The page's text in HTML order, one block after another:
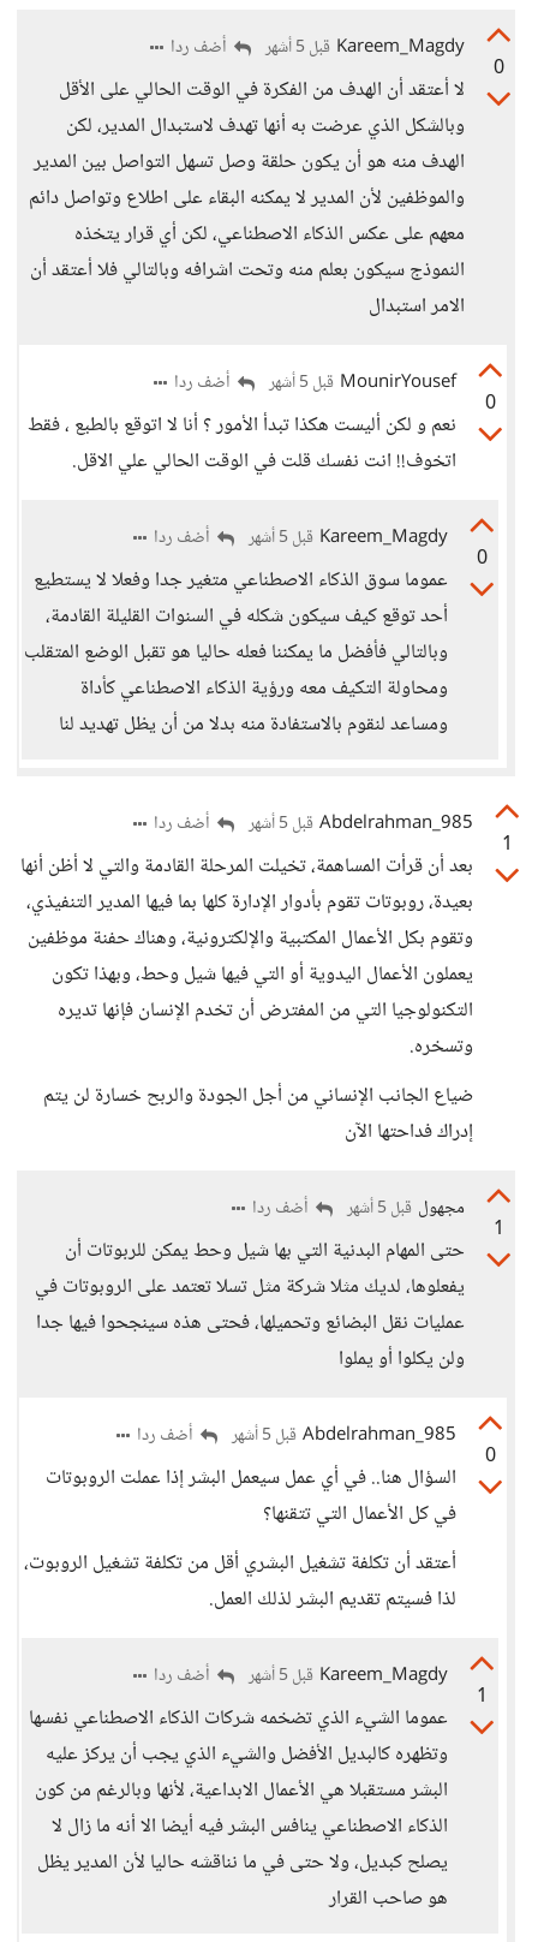
0
Kareem_Magdy قبل 5 أشهر أضف ردا
لا أعتقد أن الهدف من الفكرة في الوقت الحالي على الأقل
وبالشكل الذي عرضت به أنها تهدف لاستبدال المدير، لكن
الهدف منه هو أن يكون حلقة وصل تسهل التواصل بين المدير
والموظفين لأن المدير لا يمكنه البقاء على اطلاع وتواصل دائم
معهم على عكس الذكاء الاصطناعي، لكن أي قرار يتخذه
النموذج سيكون بعلم منه وتحت اشرافه وبالتالي فلا أعتقد أن
الامر استبدال
0
MounirYousef قبل 5 أشهر أضف ردا
نعم و لكن أليست هكذا تبدأ الأمور ؟ أنا لا اتوقع بالطبع ، فقط
اتخوف!! انت نفسك قلت في الوقت الحالي علي الاقل.
0
Kareem_Magdy قبل 5 أشهر أضف ردا
عموما سوق الذكاء الاصطناعي متغير جدا وفعلا لا يستطيع
أحد توقع كيف سيكون شكله في السنوات القليلة القادمة،
وبالتالي فأفضل ما يمكننا فعله حاليا هو تقبل الوضع المتقلب
ومحاولة التكيف معه ورؤية الذكاء الاصطناعي كأداة
ومساعد لنقوم بالاستفادة منه بدلا من أن يظل تهديد لنا
1
Abdelrahman_985 قبل 5 أشهر أضف ردا
بعد أن قرأت المساهمة، تخيلت المرحلة القادمة والتي لا أظن أنها
بعيدة، روبوتات تقوم بأدوار الإدارة كلها بما فيها المدير التنفيذي،
وتقوم بكل الأعمال المكتبية والإلكترونية، وهناك حفنة موظفين
يعملون الأعمال اليدوية أو التي فيها شيل وحط، وبهذا تكون
التكنولوجيا التي من المفترض أن تخدم الإنسان فإنها تديره
وتسخره.
ضياع الجانب الإنساني من أجل الجودة والربح خسارة لن يتم
إدراك فداحتها الآن
1
مجهول قبل 5 أشهر أضف ردا
حتى المهام البدنية التي بها شيل وحط يمكن للربوتات أن
يفعلوها، لديك مثلا شركة مثل تسلا تعتمد على الروبوتات في
عمليات نقل البضائع وتحميلها، فحتى هذه سينجحوا فيها جدا
ولن يكلوا أو يملوا
0
Abdelrahman_985 قبل 5 أشهر أضف ردا
السؤال هنا.. في أي عمل سيعمل البشر إذا عملت الروبوتات
في كل الأعمال التي تتقنها؟
أعتقد أن تكلفة تشغيل البشري أقل من تكلفة تشغيل الروبوت،
لذا فسيتم تقديم البشر لذلك العمل.
1
Kareem_Magdy قبل 5 أشهر أضف ردا
عموما الشيء الذي تضخمه شركات الذكاء الاصطناعي نفسها
وتظهره كالبديل الأفضل والشيء الذي يجب أن يركز عليه
البشر مستقبلا هي الأعمال الابداعية، لأنها وبالرغم من كون
الذكاء الاصطناعي ينافس البشر فيه أيضا الا أنه ما زال لا
يصلح كبديل، ولا حتى في ما نناقشه حاليا لأن المدير يظل
هو صاحب القرار